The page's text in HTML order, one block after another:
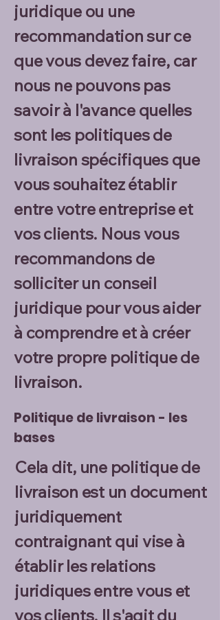
juridique ou une
recommandation sur ce
que vous devez faire, car
nous ne pouvons pas
savoir à l'avance quelles
sont les politiques de
livraison spécifiques que
vous souhaitez établir
entre votre entreprise et
vos clients. Nous vous
recommandons de
solliciter un conseil
juridique pour vous aider
à comprendre et à créer
votre propre politique de
livraison.
Politique de livraison - les
bases
Cela dit, une politique de
livraison est un document
juridiquement
contraignant qui vise à
établir les relations
juridiques entre vous et
vos clients. Il s'agit du